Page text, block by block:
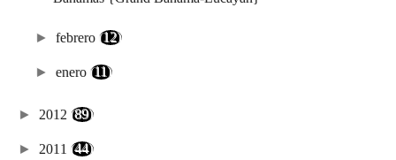
►febrero (12)
►enero(11)
► 2012 (89)
► 2011 (44)